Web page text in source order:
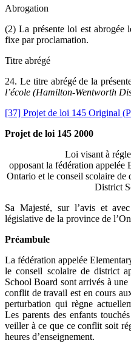
Abrogation
(2) La présente loi est abrogée
fixe par proclamation.
Titre abrégé
24. Le titre abrégé de la
l’école (Hamilton-Wentworth
[37] Projet de loi 145 Original
Projet de loi 145 2000
Loi visant à
opposant la fédération appelée
Ontario et le conseil scolaire
District
Sa Majesté, sur l’avis et
législative de la province de
Préambule
La fédération appelée
le conseil scolaire de district
School Board sont arrivés à
conflit de travail est en cours
perturbation qui règne
Les parents des enfants
veiller à ce que ce conflit soit
heures d’enseignement.